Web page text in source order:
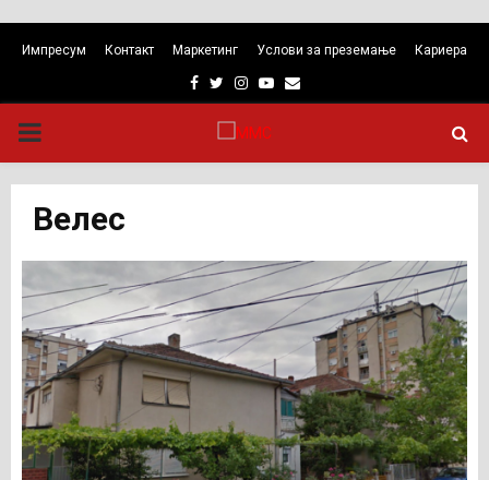
Импресум Контакт Маркетинг Услови за преземање Кариера
Facebook
TwitterInstagram
Youtube
Email
PRIMARY
MENU
Велес